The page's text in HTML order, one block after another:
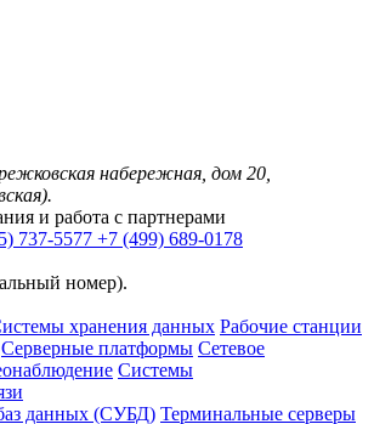
набережная, дом 20,
и работа с партнерами
737-5577 +7 (499) 689-0178
номер).
хранения данных Рабочие станции
Серверные платформы Сетевое
Системы
данных (СУБД) Терминальные серверы